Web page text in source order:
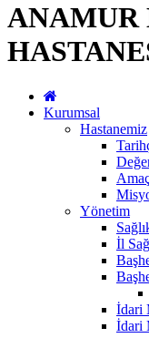
ANAMUR
Kurumsal
Hastanemiz
Yönetim
İl
İdari
İdari